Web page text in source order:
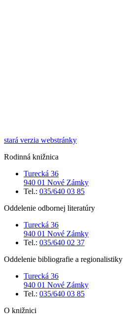
stará verzia webstránky
Rodinná knižnica
Turecká 36
940 01 Nové Zámky
Tel.: 035/640 03 85
Oddelenie odbornej literatúry
Turecká 36
940 01 Nové Zámky
Tel.: 035/640 02 37
Oddelenie bibliografie a regionalistiky
Turecká 36
940 01 Nové Zámky
Tel.: 035/640 03 85
O knižnici